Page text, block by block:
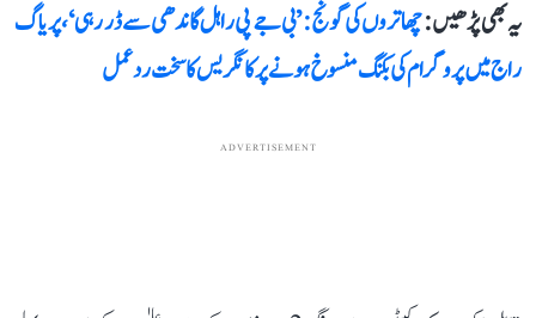
یہ بھی پڑھیں :چھاتروں کی گونج: ’بی جے پی راہل گاندھی سے ڈر رہی‘، پریاگ
راج میں پروگرام کی بکنگ منسوخ ہونے پر کانگریس کا سخت ردعمل
ADVERTISEMENT